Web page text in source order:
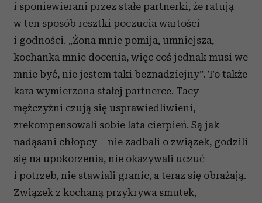
i sponiewierani przez stałe partnerki, że ratują
w ten sposób resztki poczucia wartości
i godności. „Żona mnie pomija, umniejsza,
kochanka mnie docenia, więc coś jednak musi we
mnie być, nie jestem taki beznadziejny”. To także
kara wymierzona stałej partnerce. Tacy
mężczyźni czują się usprawiedliwieni,
zrekompensowali sobie lata cierpień. Są jak
nadąsani chłopcy – nie zadbali o związek, godzili
się na upokorzenia, nie okazywali uczuć
i potrzeb, nie stawiali granic, a teraz się obrażają.
Związek z kochaną przykrywa smutek,